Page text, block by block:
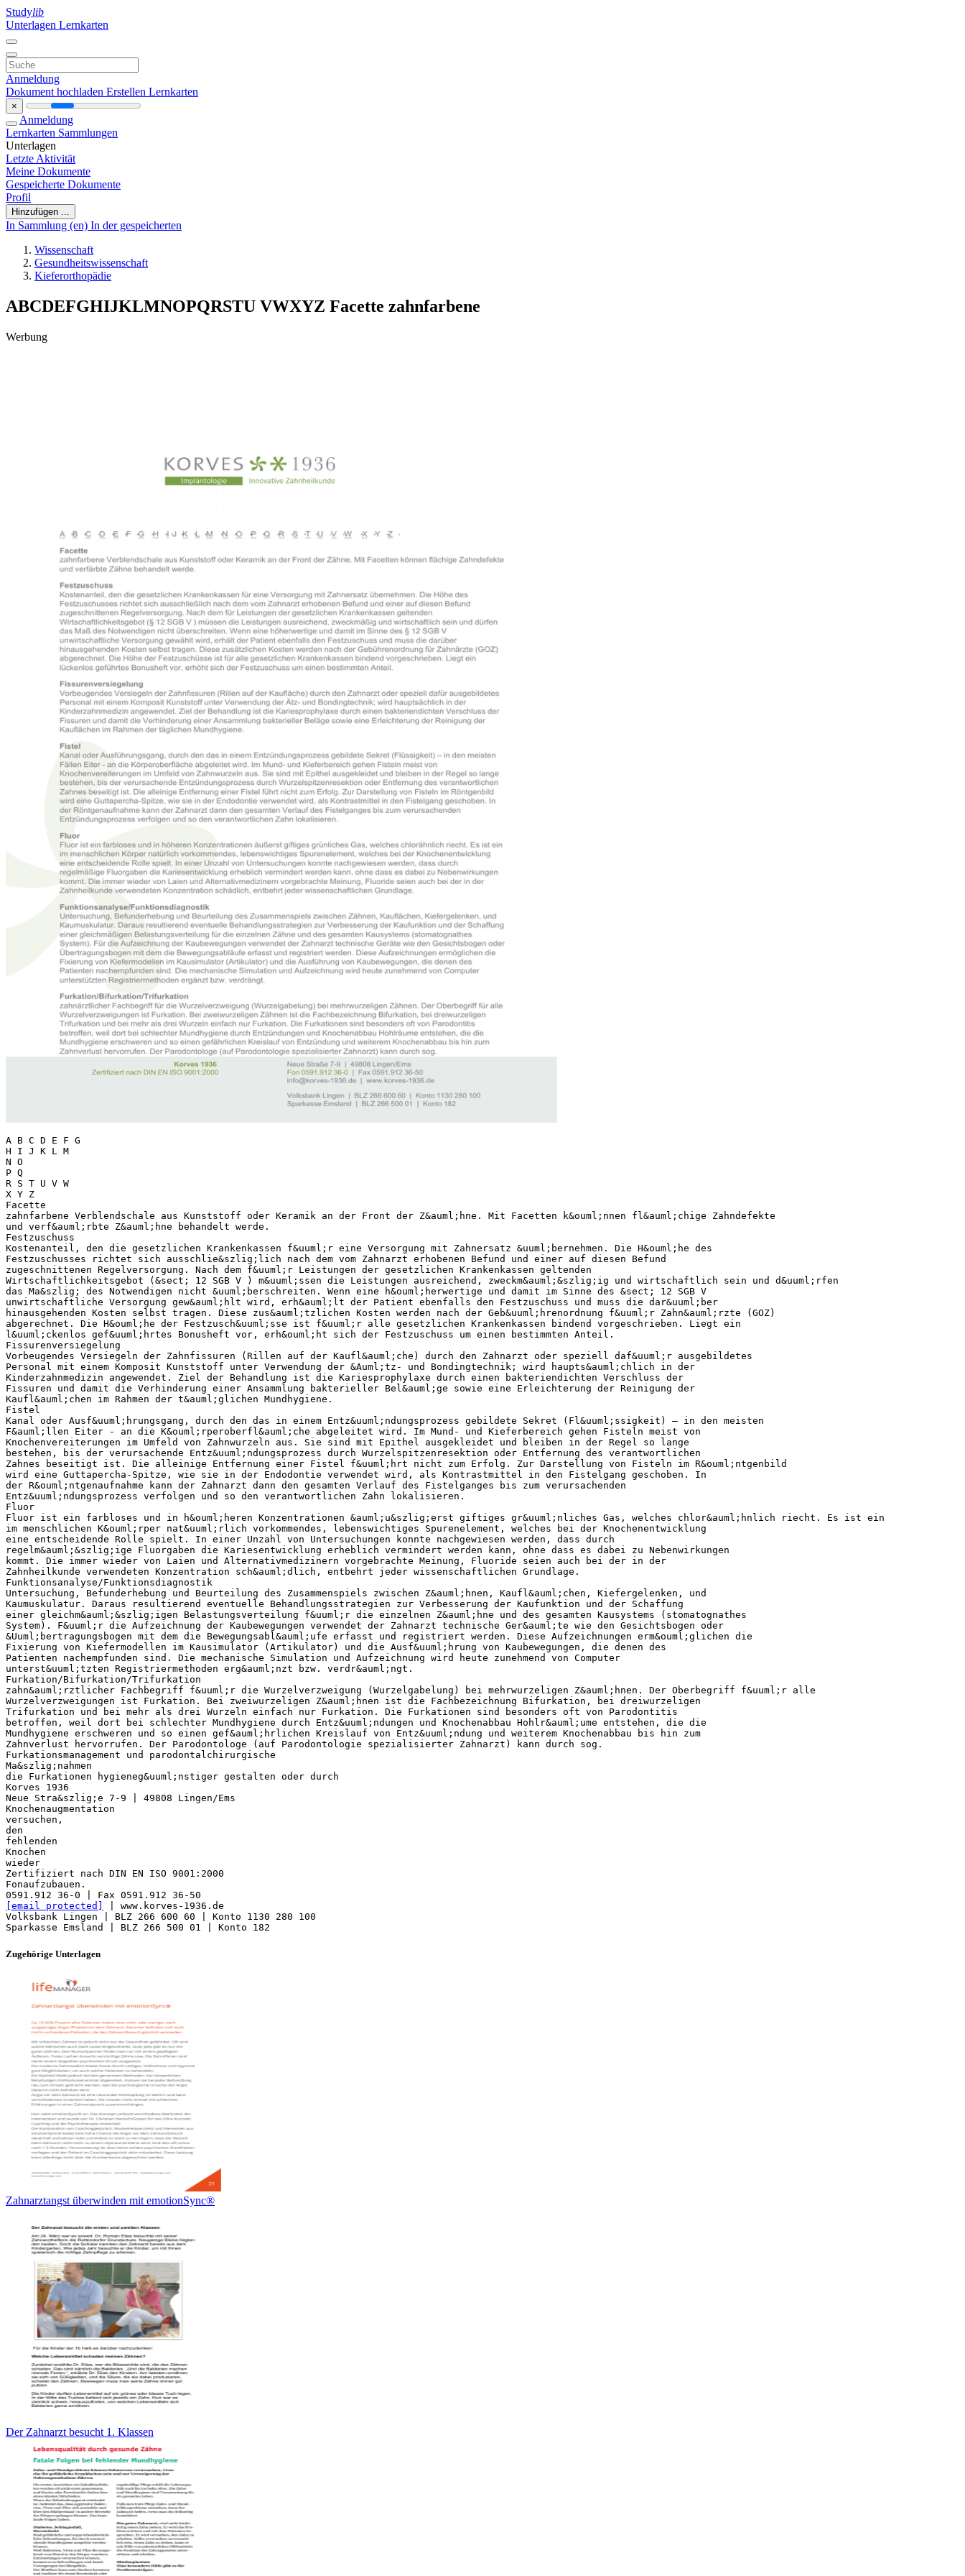
Studylib
Unterlagen Lernkarten
Anmeldung
Dokument hochladen Erstellen Lernkarten
×
Anmeldung
Lernkarten Sammlungen
Unterlagen
Letzte Aktivität
Meine Dokumente
Gespeicherte Dokumente
Profil
Hinzufügen ...
In Sammlung (en) In der gespeicherten
Wissenschaft
Gesundheitswissenschaft
Kieferorthopädie
ABCDEFGHIJKLMNOPQRSTU VWXYZ Facette zahnfarbene
Werbung
A B C D E F G
H I J K L M
N O
P Q
R S T U V W
X Y Z
Facette
zahnfarbene Verblendschale aus Kunststoff oder Keramik an der Front der Z&auml;hne. Mit Facetten k&ouml;nnen fl&auml;chige Zahndefekte
und verf&auml;rbte Z&auml;hne behandelt werde.
Festzuschuss
Kostenanteil, den die gesetzlichen Krankenkassen f&uuml;r eine Versorgung mit Zahnersatz &uuml;bernehmen. Die H&ouml;he des
Festzuschusses richtet sich ausschlie&szlig;lich nach dem vom Zahnarzt erhobenen Befund und einer auf diesen Befund
zugeschnittenen Regelversorgung. Nach dem f&uuml;r Leistungen der gesetzlichen Krankenkassen geltenden
Wirtschaftlichkeitsgebot (&sect; 12 SGB V ) m&uuml;ssen die Leistungen ausreichend, zweckm&auml;&szlig;ig und wirtschaftlich sein und d&uuml;rfen
das Ma&szlig; des Notwendigen nicht &uuml;berschreiten. Wenn eine h&ouml;herwertige und damit im Sinne des &sect; 12 SGB V
unwirtschaftliche Versorgung gew&auml;hlt wird, erh&auml;lt der Patient ebenfalls den Festzuschuss und muss die dar&uuml;ber
hinausgehenden Kosten selbst tragen. Diese zus&auml;tzlichen Kosten werden nach der Geb&uuml;hrenordnung f&uuml;r Zahn&auml;rzte (GOZ)
abgerechnet. Die H&ouml;he der Festzusch&uuml;sse ist f&uuml;r alle gesetzlichen Krankenkassen bindend vorgeschrieben. Liegt ein
l&uuml;ckenlos gef&uuml;hrtes Bonusheft vor, erh&ouml;ht sich der Festzuschuss um einen bestimmten Anteil.
Fissurenversiegelung
Vorbeugendes Versiegeln der Zahnfissuren (Rillen auf der Kaufl&auml;che) durch den Zahnarzt oder speziell daf&uuml;r ausgebildetes
Personal mit einem Komposit Kunststoff unter Verwendung der &Auml;tz- und Bondingtechnik; wird haupts&auml;chlich in der
Kinderzahnmedizin angewendet. Ziel der Behandlung ist die Kariesprophylaxe durch einen bakteriendichten Verschluss der
Fissuren und damit die Verhinderung einer Ansammlung bakterieller Bel&auml;ge sowie eine Erleichterung der Reinigung der
Kaufl&auml;chen im Rahmen der t&auml;glichen Mundhygiene.
Fistel
Kanal oder Ausf&uuml;hrungsgang, durch den das in einem Entz&uuml;ndungsprozess gebildete Sekret (Fl&uuml;ssigkeit) – in den meisten
F&auml;llen Eiter - an die K&ouml;rperoberfl&auml;che abgeleitet wird. Im Mund- und Kieferbereich gehen Fisteln meist von
Knochenvereiterungen im Umfeld von Zahnwurzeln aus. Sie sind mit Epithel ausgekleidet und bleiben in der Regel so lange
bestehen, bis der verursachende Entz&uuml;ndungsprozess durch Wurzelspitzenresektion oder Entfernung des verantwortlichen
Zahnes beseitigt ist. Die alleinige Entfernung einer Fistel f&uuml;hrt nicht zum Erfolg. Zur Darstellung von Fisteln im R&ouml;ntgenbild
wird eine Guttapercha-Spitze, wie sie in der Endodontie verwendet wird, als Kontrastmittel in den Fistelgang geschoben. In
der R&ouml;ntgenaufnahme kann der Zahnarzt dann den gesamten Verlauf des Fistelganges bis zum verursachenden
Entz&uuml;ndungsprozess verfolgen und so den verantwortlichen Zahn lokalisieren.
Fluor
Fluor ist ein farbloses und in h&ouml;heren Konzentrationen &auml;u&szlig;erst giftiges gr&uuml;nliches Gas, welches chlor&auml;hnlich riecht. Es ist ein
im menschlichen K&ouml;rper nat&uuml;rlich vorkommendes, lebenswichtiges Spurenelement, welches bei der Knochenentwicklung
eine entscheidende Rolle spielt. In einer Unzahl von Untersuchungen konnte nachgewiesen werden, dass durch
regelm&auml;&szlig;ige Fluorgaben die Kariesentwicklung erheblich vermindert werden kann, ohne dass es dabei zu Nebenwirkungen
kommt. Die immer wieder von Laien und Alternativmedizinern vorgebrachte Meinung, Fluoride seien auch bei der in der
Zahnheilkunde verwendeten Konzentration sch&auml;dlich, entbehrt jeder wissenschaftlichen Grundlage.
Funktionsanalyse/Funktionsdiagnostik
Untersuchung, Befunderhebung und Beurteilung des Zusammenspiels zwischen Z&auml;hnen, Kaufl&auml;chen, Kiefergelenken, und
Kaumuskulatur. Daraus resultierend eventuelle Behandlungsstrategien zur Verbesserung der Kaufunktion und der Schaffung
einer gleichm&auml;&szlig;igen Belastungsverteilung f&uuml;r die einzelnen Z&auml;hne und des gesamten Kausystems (stomatognathes
System). F&uuml;r die Aufzeichnung der Kaubewegungen verwendet der Zahnarzt technische Ger&auml;te wie den Gesichtsbogen oder
&Uuml;bertragungsbogen mit dem die Bewegungsabl&auml;ufe erfasst und registriert werden. Diese Aufzeichnungen erm&ouml;glichen die
Fixierung von Kiefermodellen im Kausimulator (Artikulator) und die Ausf&uuml;hrung von Kaubewegungen, die denen des
Patienten nachempfunden sind. Die mechanische Simulation und Aufzeichnung wird heute zunehmend von Computer
unterst&uuml;tzten Registriermethoden erg&auml;nzt bzw. verdr&auml;ngt.
Furkation/Bifurkation/Trifurkation
zahn&auml;rztlicher Fachbegriff f&uuml;r die Wurzelverzweigung (Wurzelgabelung) bei mehrwurzeligen Z&auml;hnen. Der Oberbegriff f&uuml;r alle
Wurzelverzweigungen ist Furkation. Bei zweiwurzeligen Z&auml;hnen ist die Fachbezeichnung Bifurkation, bei dreiwurzeligen
Trifurkation und bei mehr als drei Wurzeln einfach nur Furkation. Die Furkationen sind besonders oft von Parodontitis
betroffen, weil dort bei schlechter Mundhygiene durch Entz&uuml;ndungen und Knochenabbau Hohlr&auml;ume entstehen, die die
Mundhygiene erschweren und so einen gef&auml;hrlichen Kreislauf von Entz&uuml;ndung und weiterem Knochenabbau bis hin zum
Zahnverlust hervorrufen. Der Parodontologe (auf Parodontologie spezialisierter Zahnarzt) kann durch sog.
Furkationsmanagement und parodontalchirurgische
Ma&szlig;nahmen
die Furkationen hygieneg&uuml;nstiger gestalten oder durch
Korves 1936
Neue Stra&szlig;e 7-9 | 49808 Lingen/Ems
Knochenaugmentation
versuchen,
den
fehlenden
Knochen
wieder
Zertifiziert nach DIN EN ISO 9001:2000
Fonaufzubauen.
[email protected]
| www.korves-1936.de
Volksbank Lingen | BLZ 266 600 60 | Konto 1130 280 100
Zugehörige Unterlagen
Zahnarztangst überwinden mit emotionSync®
Der Zahnarzt besucht 1. Klassen